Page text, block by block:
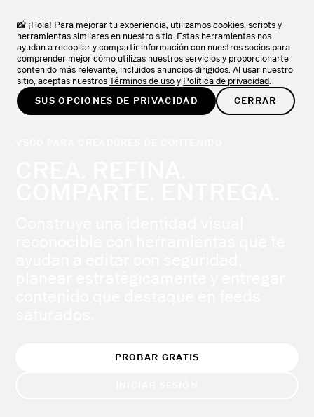
📸 ¡Hola! Para mejorar tu experiencia, utilizamos cookies, scripts y
herramientas similares en nuestro sitio. Estas herramientas nos
ayudan a recopilar y compartir información con nuestros socios para
comprender mejor cómo utilizas nuestros servicios y proporcionarte
contenido más relevante, incluidos anuncios dirigidos. Al usar nuestro
sitio, aceptas nuestros Términos de uso y Política de privacidad.
SUS OPCIONES DE PRIVACIDAD
CERRAR
El sistema que los fotógrafos han estado esperando
PROBAR GRATIS
PROBAR GRATIS